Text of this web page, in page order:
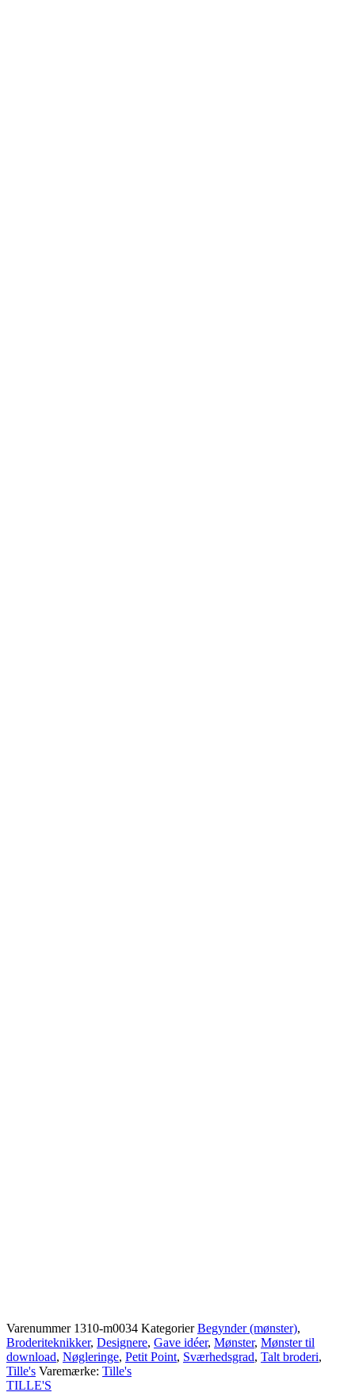
Varenummer 1310-m0034 Kategorier Begynder (mønster),
Broderiteknikker, Designere, Gave idéer, Mønster, Mønster til
download, Nøgleringe, Petit Point, Sværhedsgrad, Talt broderi,
Tille's Varemærke: Tille's
TILLE'S